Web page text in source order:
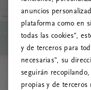
anuncios
plataforma como en
todas las cookies",
y de terceros para
necesarias", su
seguirán
propias y de terceros